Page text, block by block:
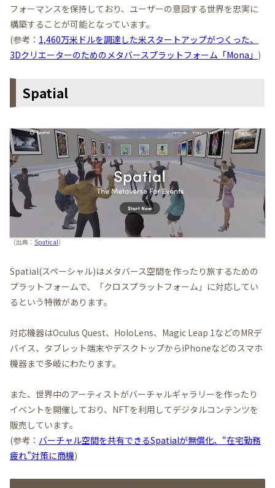
フォーマンスを保持しており、ユーザーの意図する世界を忠実に
構築することが可能となっています。
(参考： 1,460万米ドルを調達した米スタートアップがつくった、
3Dクリエーターのためのメタバースプラットフォーム「Mona」 )
Spatial
(出典： Spatical)
Spatial(スペーシャル)はメタバース空間を作ったり旅するための
プラットフォームで、「クロスプラットフォーム」に対応してい
るという特徴があります。
対応機器はOculus Quest、HoloLens、Magic Leap 1などのMRデ
バイス、タブレット端末やデスクトップからiPhoneなどのスマホ
機器まで多岐にわたります。
また、世界中のアーティストがバーチャルギャラリーを作ったり
イベントを開催しており、NFTを利用してデジタルコンテンツを
販売しています。
(参考： バーチャル空間を共有できるSpatialが無償化、“在宅勤務
疲れ”対策に商機)